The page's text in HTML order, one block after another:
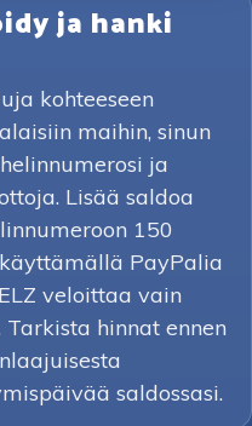
ja hanki
kohteeseen
maihin, sinun
ja
Lisää saldoa
150
PayPalia
veloittaa vain
hinnat ennen
saldossasi.